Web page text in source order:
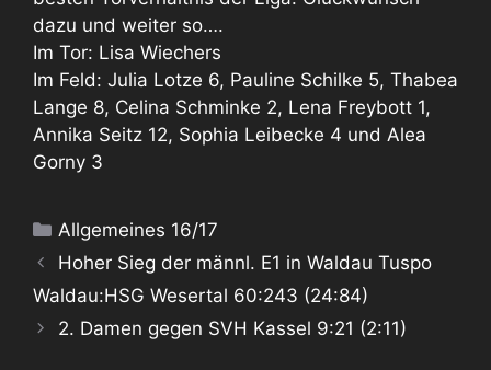
dazu und weiter so….
Im Tor: Lisa Wiechers
Im Feld: Julia Lotze 6, Pauline Schilke 5, Thabea
Lange 8, Celina Schminke 2, Lena Freybott 1,
Annika Seitz 12, Sophia Leibecke 4 und Alea
Gorny 3
Kategorien
Allgemeines 16/17
Hoher Sieg der männl. E1 in Waldau Tuspo
Waldau:HSG Wesertal 60:243 (24:84)
2. Damen gegen SVH Kassel 9:21 (2:11)